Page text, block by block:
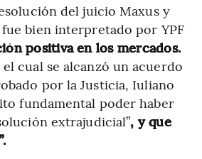
del juicio Maxus y
bien interpretado por YPF
positiva en los mercados.
cual se alcanzó un acuerdo
por la Justicia, Iuliano
fundamental poder haber
extrajudicial”, y que